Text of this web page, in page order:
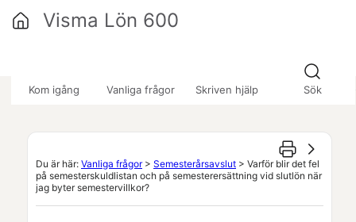
Kom igång Vanliga frågor Skriven hjälp Sök
Visma Lön 600
Du är här: Vanliga frågor> Semesterårsavslut > Varför blir det fel
på semesterskuldlistan och på semesterersättning vid slutlön när
jag byter semestervillkor?